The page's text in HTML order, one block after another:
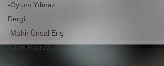
-Oylum Yılmaz
Dergi
-Mahir Ünsal Eriş
-Elçin Poyrazlar